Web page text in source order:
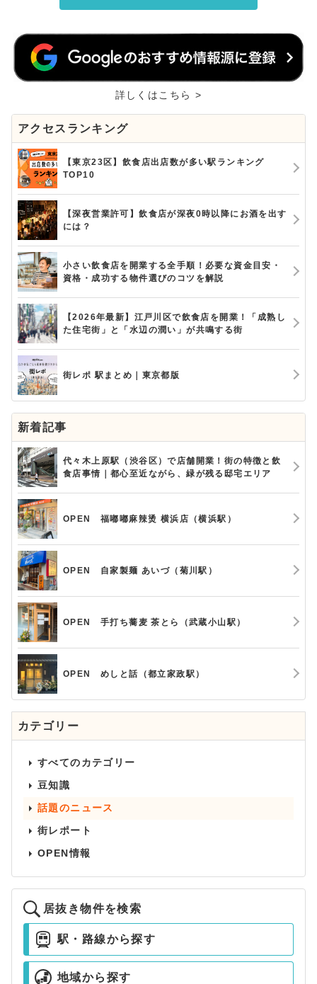
詳しくはこちら >
アクセスランキング
【東京23区】飲食店出店数が多い駅ランキング
TOP10
【深夜営業許可】飲食店が深夜0時以降にお酒を出す
には？
小さい飲食店を開業する全手順！必要な資金目安・
資格・成功する物件選びのコツを解説
【2026年最新】江戸川区で飲食店を開業！「成熟し
た住宅街」と「水辺の潤い」が共鳴する街
街レポ 駅まとめ｜東京都版
新着記事
代々木上原駅（渋谷区）で店舗開業！街の特徴と飲
食店事情｜都心至近ながら、緑が残る邸宅エリア
OPEN 福嘟嘟麻辣烫 横浜店（横浜駅）
OPEN 自家製麺 あいづ（菊川駅）
OPEN 手打ち蕎麦 茶とら（武蔵小山駅）
OPEN めしと話（都立家政駅）
カテゴリー
すべてのカテゴリー
豆知識
話題のニュース
街レポート
OPEN情報
居抜き物件を検索
駅・路線から探す
地域から探す